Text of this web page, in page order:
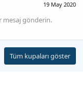
19 May 2020
mesaj gönderin.
Tüm kupaları göster